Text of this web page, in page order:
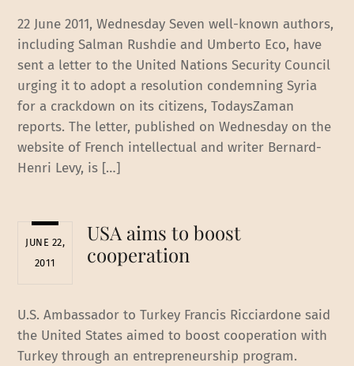
22 June 2011, Wednesday Seven well-known authors,
including Salman Rushdie and Umberto Eco, have
sent a letter to the United Nations Security Council
urging it to adopt a resolution condemning Syria
for a crackdown on its citizens, TodaysZaman
reports. The letter, published on Wednesday on the
website of French intellectual and writer Bernard-
Henri Levy, is […]
JUNE 22,
2011
USA aims to boost
cooperation
U.S. Ambassador to Turkey Francis Ricciardone said
the United States aimed to boost cooperation with
Turkey through an entrepreneurship program.